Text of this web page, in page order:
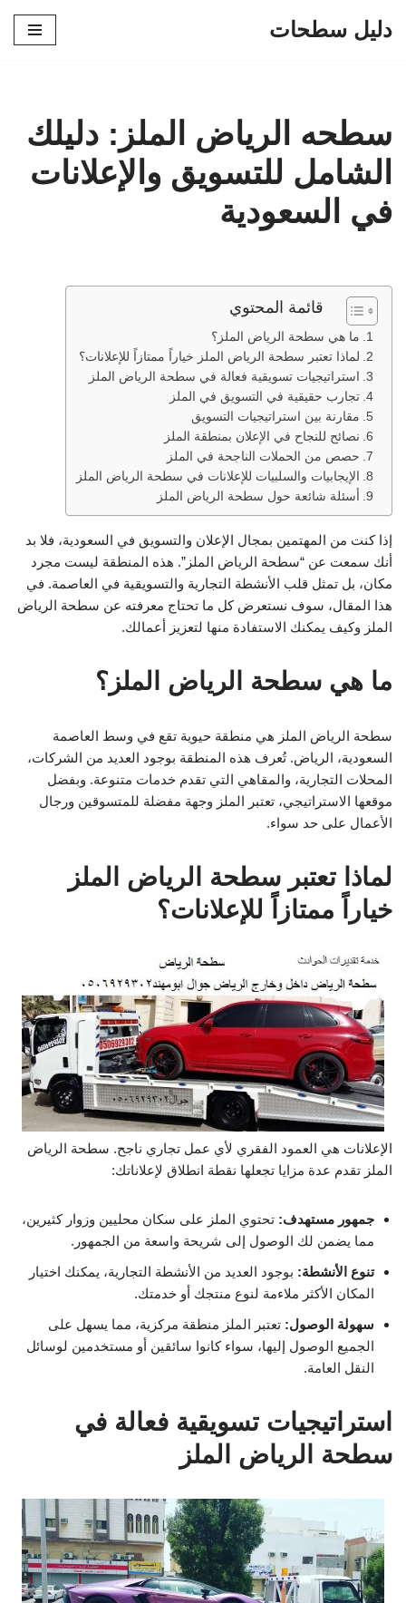
دليل سطحات
سطحه الرياض الملز: دليلك
الشامل للتسويق والإعلانات
في السعودية
قائمة المحتوي
ما هي سطحة الرياض الملز؟
لماذا تعتبر سطحة الرياض الملز خياراً ممتازاً للإعلانات؟
استراتيجيات تسويقية فعالة في سطحة الرياض الملز
تجارب حقيقية في التسويق في الملز
مقارنة بين استراتيجيات التسويق
نصائح للنجاح في الإعلان بمنطقة الملز
حصص من الحملات الناجحة في الملز
الإيجابيات والسلبيات للإعلانات في سطحة الرياض الملز
أسئلة شائعة حول سطحة الرياض الملز
إذا كنت من المهتمين بمجال الإعلان والتسويق في السعودية، فلا بد
أنك سمعت عن “سطحة الرياض الملز”. هذه المنطقة ليست مجرد
مكان، بل تمثل قلب الأنشطة التجارية والتسويقية في العاصمة. في
هذا المقال، سوف نستعرض كل ما تحتاج معرفته عن سطحة الرياض
الملز وكيف يمكنك الاستفادة منها لتعزيز أعمالك.
ما هي سطحة الرياض الملز؟
سطحة الرياض الملز هي منطقة حيوية تقع في وسط العاصمة
السعودية، الرياض. تُعرف هذه المنطقة بوجود العديد من الشركات،
المحلات التجارية، والمقاهي التي تقدم خدمات متنوعة. وبفضل
موقعها الاستراتيجي، تعتبر الملز وجهة مفضلة للمتسوقين ورجال
الأعمال على حد سواء.
لماذا تعتبر سطحة الرياض الملز
خياراً ممتازاً للإعلانات؟
الإعلانات هي العمود الفقري لأي عمل تجاري ناجح. سطحة الرياض
الملز تقدم عدة مزايا تجعلها نقطة انطلاق لإعلاناتك:
جمهور مستهدف: تحتوي الملز على سكان محليين وزوار كثيرين،
مما يضمن لك الوصول إلى شريحة واسعة من الجمهور.
تنوع الأنشطة: بوجود العديد من الأنشطة التجارية، يمكنك اختيار
المكان الأكثر ملاءمة لنوع منتجك أو خدمتك.
سهولة الوصول: تعتبر الملز منطقة مركزية، مما يسهل على
الجميع الوصول إليها، سواء كانوا سائقين أو مستخدمين لوسائل
النقل العامة.
استراتيجيات تسويقية فعالة في
سطحة الرياض الملز